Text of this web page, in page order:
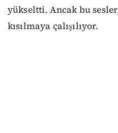
yükseltti. Ancak bu
kısılmaya çalışılıyor.